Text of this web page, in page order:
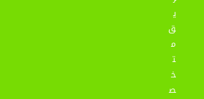
ي
ق
م
ت
خ
ص